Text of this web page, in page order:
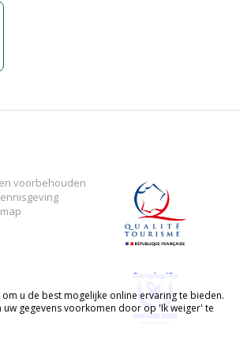
voorbehouden
u de best mogelijke online ervaring te bieden.
uw gegevens voorkomen door op 'Ik weiger' te